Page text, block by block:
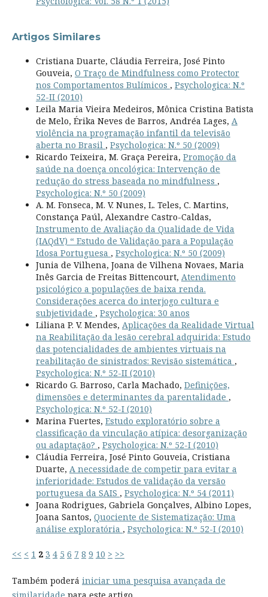
Artigos Similares
Cristiana Duarte, Cláudia Ferreira, José Pinto
Gouveia, O Traço de Mindfulness como Protector
nos Comportamentos Bulímicos , Psychologica: N.º
52-II (2010)
Leila Maria Vieira Medeiros, Mônica Cristina Batista
de Melo, Érika Neves de Barros, Andréa Lages, A
violência na programação infantil da televisão
aberta no Brasil , Psychologica: N.º 50 (2009)
Ricardo Teixeira, M. Graça Pereira, Promoção da
saúde na doença oncológica: Intervenção de
redução do stress baseada no mindfulness ,
Psychologica: N.º 50 (2009)
A. M. Fonseca, M. V. Nunes, L. Teles, C. Martins,
Constança Paúl, Alexandre Castro-Caldas,
Instrumento de Avaliação da Qualidade de Vida
(IAQdV) “ Estudo de Validação para a População
Idosa Portuguesa , Psychologica: N.º 50 (2009)
Junia de Vilhena, Joana de Vilhena Novaes, Maria
Inês Garcia de Freitas Bittencourt, Atendimento
psicológico a populações de baixa renda.
Considerações acerca do interjogo cultura e
subjetividade , Psychologica: 30 anos
Liliana P. V. Mendes, Aplicações da Realidade Virtual
na Reabilitação da lesão cerebral adquirida: Estudo
das potencialidades de ambientes virtuais na
reabilitação de sinistrados: Revisão sistemática ,
Psychologica: N.º 52-II (2010)
Ricardo G. Barroso, Carla Machado, Definições,
dimensões e determinantes da parentalidade ,
Psychologica: N.º 52-I (2010)
Marina Fuertes, Estudo exploratório sobre a
classificação da vinculação atípica: desorganização
ou adaptação? , Psychologica: N.º 52-I (2010)
Cláudia Ferreira, José Pinto Gouveia, Cristiana
Duarte, A necessidade de competir para evitar a
inferioridade: Estudos de validação da versão
portuguesa da SAIS , Psychologica: N.º 54 (2011)
Joana Rodrigues, Gabriela Gonçalves, Albino Lopes,
Joana Santos, Quociente de Sistematização: Uma
análise exploratória , Psychologica: N.º 52-I (2010)
<< < 1 2 3 4 5 6 7 8 9 10 > >>
Também poderá iniciar uma pesquisa avançada de